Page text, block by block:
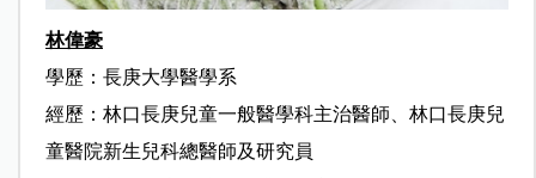
林偉豪
學歷： 長庚大學醫學系
經歷： 林口長庚兒童一般醫學科主治醫師
林口長庚兒
童醫院新生兒科總醫師及研究員